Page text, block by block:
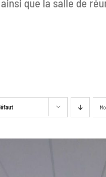
ainsi que la salle de